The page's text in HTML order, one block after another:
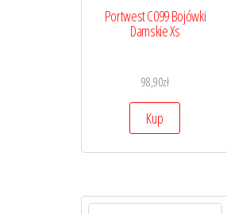
Portwest C099 Bojówki
Damskie Xs
98,90zł
Kup